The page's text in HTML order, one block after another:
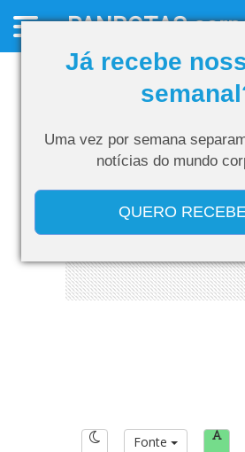
Já recebe
Uma vez por semana
notícias do mundo
QUERO
PANROTAS
Fonte